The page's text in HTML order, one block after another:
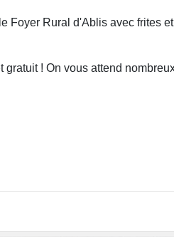
Foyer Rural d'Ablis avec frites
! On vous attend